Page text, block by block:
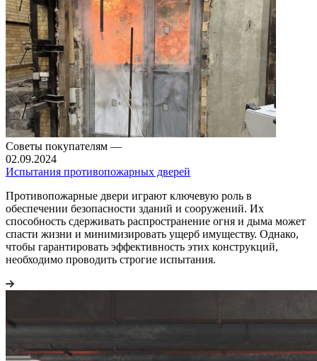
Советы покупателям —
02.09.2024
Испытания противопожарных дверей
Противопожарные двери играют ключевую роль в
обеспечении безопасности зданий и сооружений. Их
способность сдерживать распространение огня и дыма может
спасти жизни и минимизировать ущерб имуществу. Однако,
чтобы гарантировать эффективность этих конструкций,
необходимо проводить строгие испытания.